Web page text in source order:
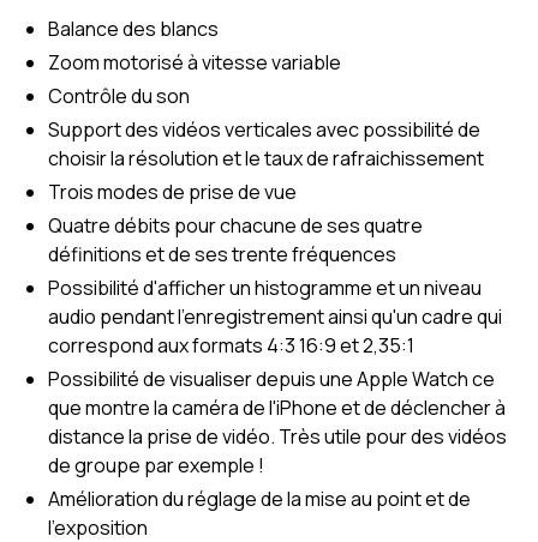
Balance des blancs
Zoom motorisé à vitesse variable
Contrôle du son
Support des vidéos verticales avec possibilité de
choisir la résolution et le taux de rafraichissement
Trois modes de prise de vue
Quatre débits pour chacune de ses quatre
définitions et de ses trente fréquences
Possibilité d'afficher un histogramme et un niveau
audio pendant l'enregistrement ainsi qu'un cadre qui
correspond aux formats 4:3 16:9 et 2,35:1
Possibilité de visualiser depuis une Apple Watch ce
que montre la caméra de l'iPhone et de déclencher à
distance la prise de vidéo. Très utile pour des vidéos
de groupe par exemple !
Amélioration du réglage de la mise au point et de
l'exposition